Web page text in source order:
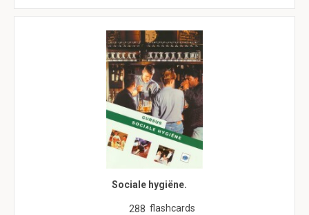
Sociale hygiëne.
288 flashcards